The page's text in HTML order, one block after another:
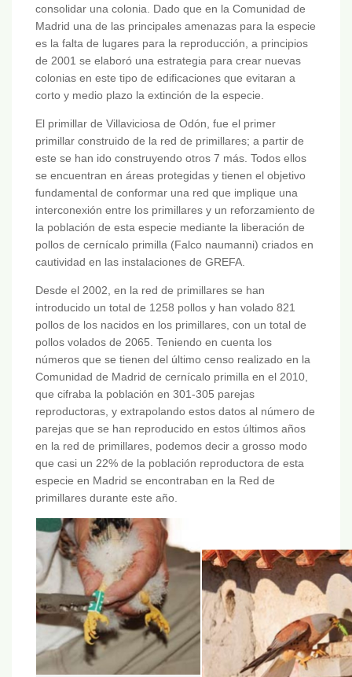
consolidar una colonia. Dado que en la Comunidad de
Madrid una de las principales amenazas para la especie
es la falta de lugares para la reproducción, a principios
de 2001 se elaboró una estrategia para crear nuevas
colonias en este tipo de edificaciones que evitaran a
corto y medio plazo la extinción de la especie.
El primillar de Villaviciosa de Odón, fue el primer
primillar construido de la red de primillares; a partir de
este se han ido construyendo otros 7 más. Todos ellos
se encuentran en áreas protegidas y tienen el objetivo
fundamental de conformar una red que implique una
interconexión entre los primillares y un reforzamiento de
la población de esta especie mediante la liberación de
pollos de cernícalo primilla (Falco naumanni) criados en
cautividad en las instalaciones de GREFA.
Desde el 2002, en la red de primillares se han
introducido un total de 1258 pollos y han volado 821
pollos de los nacidos en los primillares, con un total de
pollos volados de 2065. Teniendo en cuenta los
números que se tienen del último censo realizado en la
Comunidad de Madrid de cernícalo primilla en el 2010,
que cifraba la población en 301-305 parejas
reproductoras, y extrapolando estos datos al número de
parejas que se han reproducido en estos últimos años
en la red de primillares, podemos decir a grosso modo
que casi un 22% de la población reproductora de esta
especie en Madrid se encontraban en la Red de
primillares durante este año.